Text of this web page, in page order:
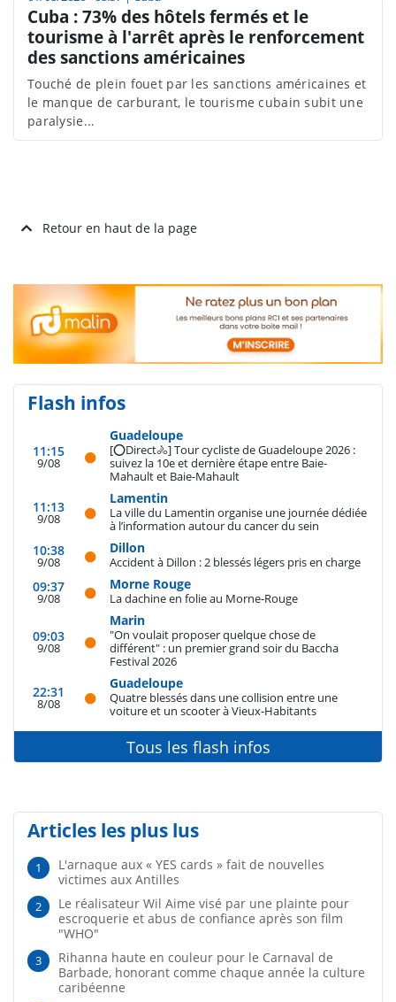
Cuba : 73% des hôtels fermés et le
tourisme à l'arrêt après le renforcement
des sanctions américaines
Touché de plein fouet par les sanctions américaines et
le manque de carburant, le tourisme cubain subit une
paralysie...
Retour en haut de la page
Flash infos
11:15
9/08
Guadeloupe
[⭕️Direct🚴] Tour cycliste de Guadeloupe 2026 :
suivez la 10e et dernière étape entre Baie-
Mahault et Baie-Mahault
11:13
9/08
Lamentin
La ville du Lamentin organise une journée dédiée
à l’information autour du cancer du sein
10:38
9/08
Dillon
Accident à Dillon : 2 blessés légers pris en charge
09:37
9/08
Morne Rouge
La dachine en folie au Morne-Rouge
09:03
9/08
Marin
"On voulait proposer quelque chose de
différent" : un premier grand soir du Baccha
Festival 2026
22:31
8/08
Guadeloupe
Quatre blessés dans une collision entre une
voiture et un scooter à Vieux-Habitants
Tous les flash infos
Articles les plus lus
1
L'arnaque aux « YES cards » fait de nouvelles
victimes aux Antilles
2
Le réalisateur Wil Aime visé par une plainte pour
escroquerie et abus de confiance après son film
"WHO"
3
Rihanna haute en couleur pour le Carnaval de
Barbade, honorant comme chaque année la culture
caribéenne